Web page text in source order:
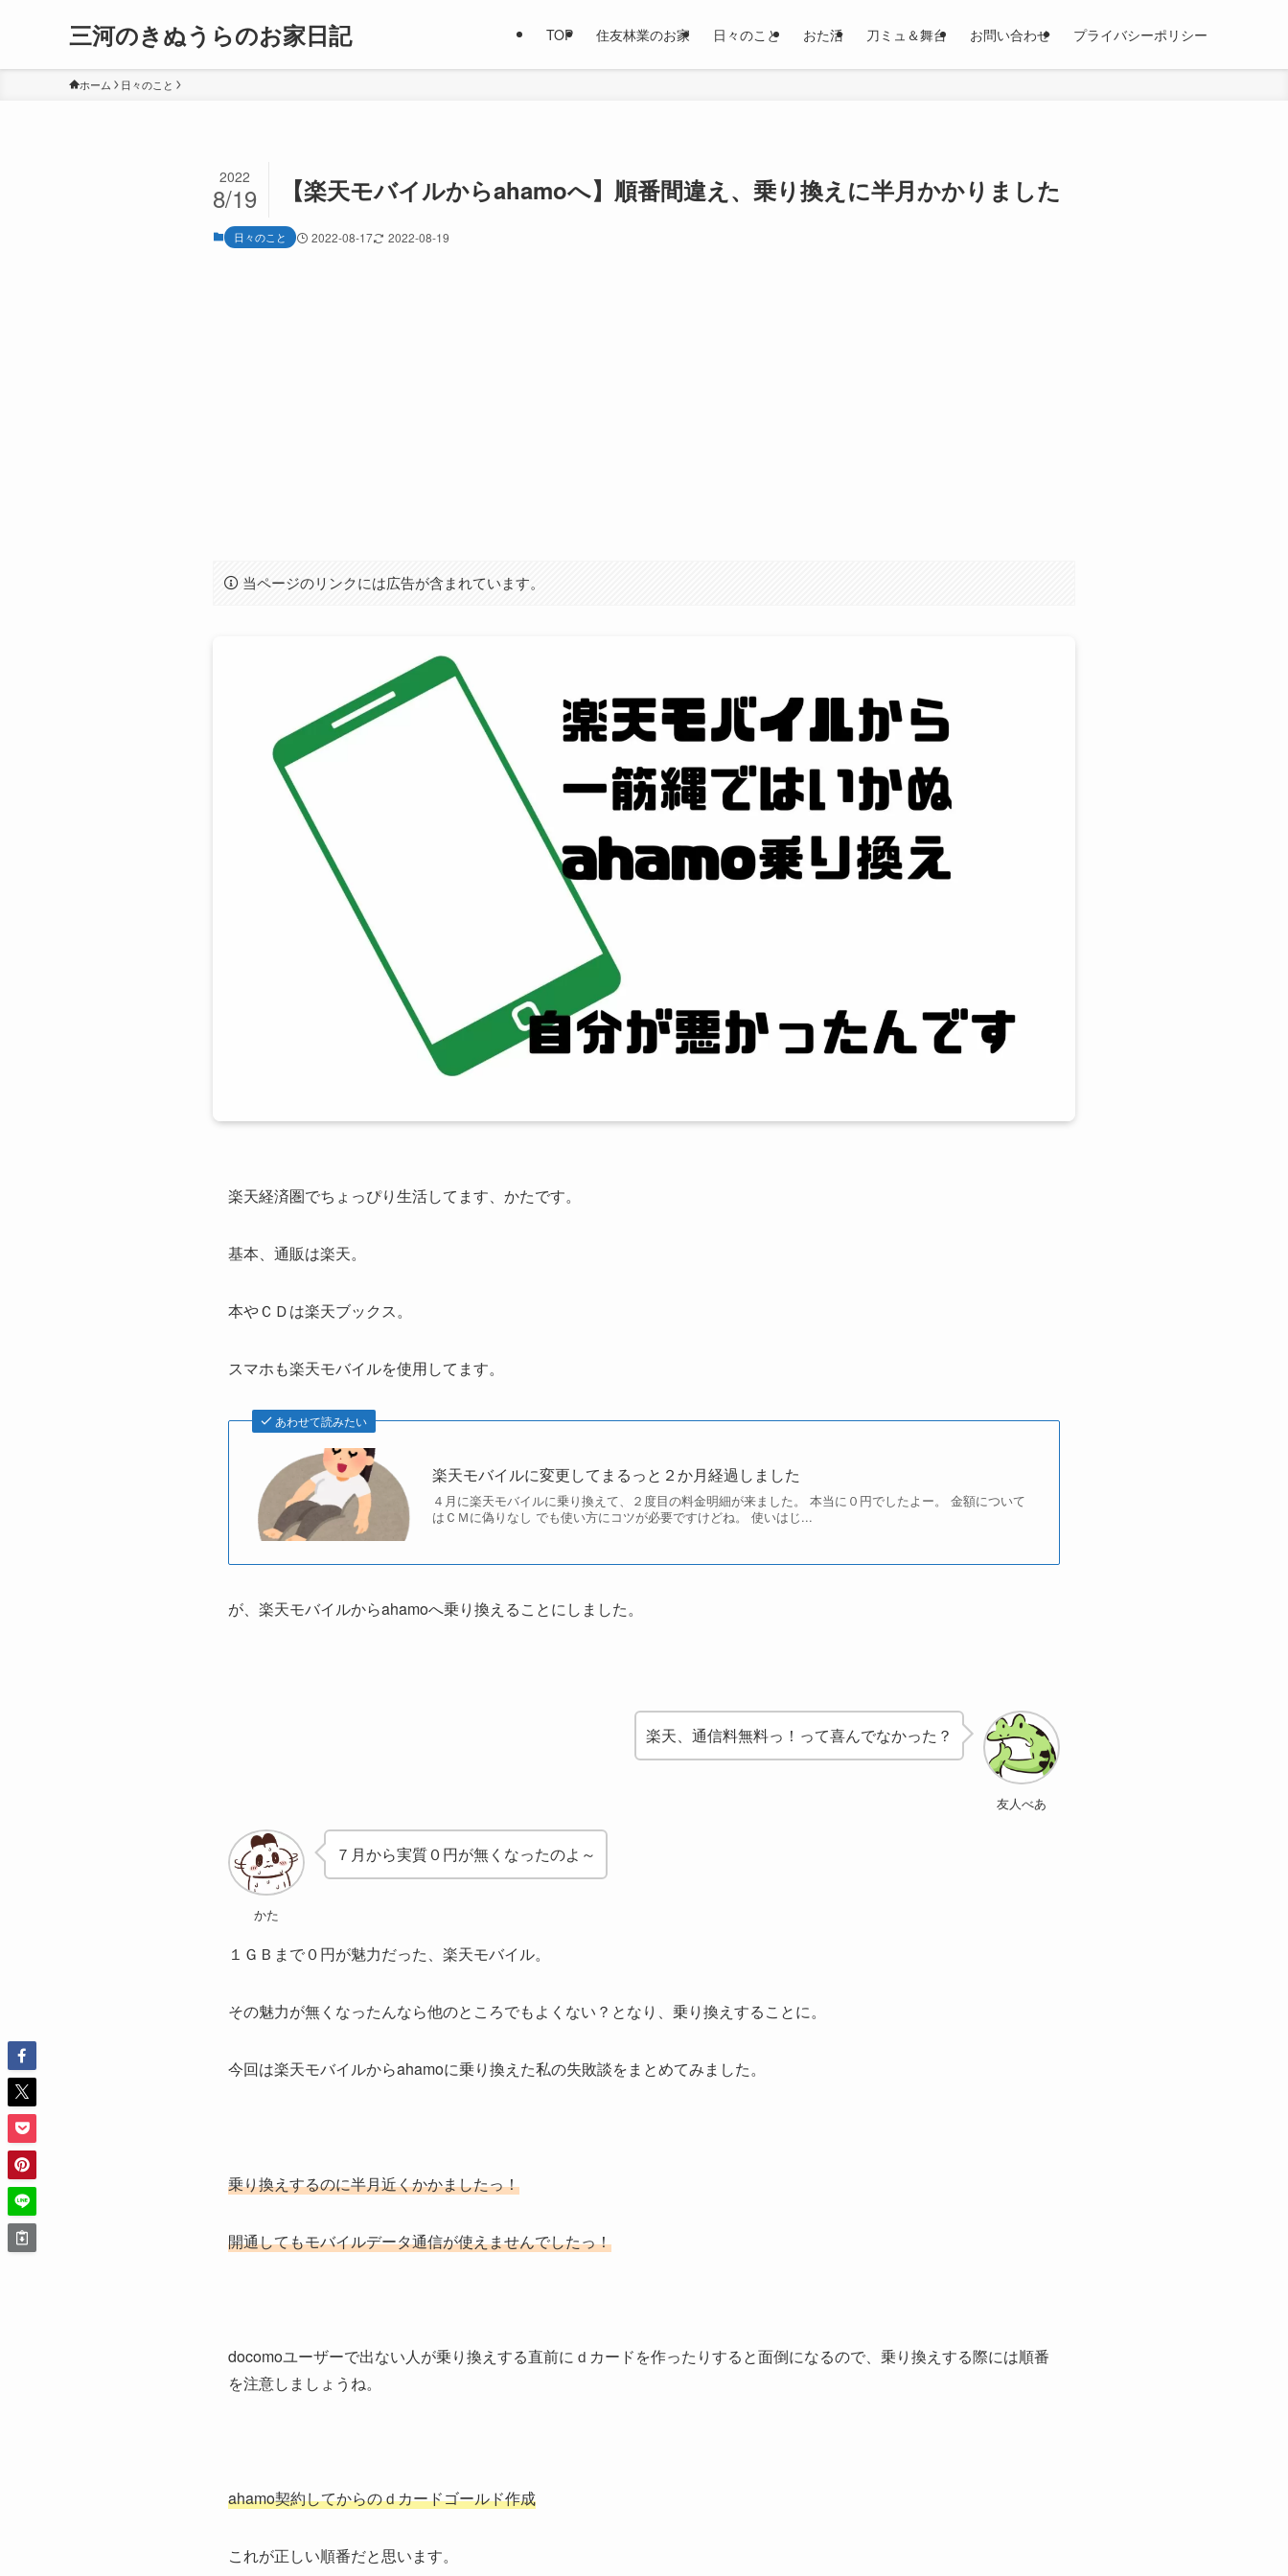
三河のきぬうらのお家日記 TOP 住友林業のお家 日々のこと おた活 刀ミュ＆舞台 お問い合わせ プライバシーポリシー
ホーム 日々のこと
【楽天モバイルからahamoへ】順番間違え、乗り換えに半月かかりました
2022
8/19
日々のこと 2022-08-17 2022-08-19
当ページのリンクには広告が含まれています。
楽天経済圏でちょっぴり生活してます、かたです。
基本、通販は楽天。
本やＣＤは楽天ブックス。
スマホも楽天モバイルを使用してます。
あわせて読みたい
楽天モバイルに変更してまるっと２か月経過しました
４月に楽天モバイルに乗り換えて、２度目の料金明細が来ました。 本当に０円でしたよー。 金額について
はＣＭに偽りなし でも使い方にコツが必要ですけどね。 使いはじ...
が、楽天モバイルからahamoへ乗り換えることにしました。
友人べあ
楽天、通信料無料っ！って喜んでなかった？
かた
７月から実質０円が無くなったのよ～
１ＧＢまで０円が魅力だった、楽天モバイル。
その魅力が無くなったんなら他のところでもよくない？となり、乗り換えすることに。
今回は楽天モバイルからahamoに乗り換えた私の失敗談をまとめてみました。
乗り換えするのに半月近くかかましたっ！
開通してもモバイルデータ通信が使えませんでしたっ！
docomoユーザーで出ない人が乗り換えする直前にｄカードを作ったりすると面倒になるので、乗り換えする際には順番
を注意しましょうね。
ahamo契約してからのｄカードゴールド作成
これが正しい順番だと思います。